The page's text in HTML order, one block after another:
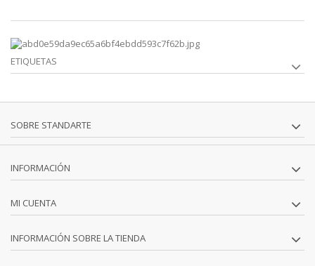
ETIQUETAS
SOBRE STANDARTE
INFORMACIÓN
MI CUENTA
INFORMACIÓN SOBRE LA TIENDA